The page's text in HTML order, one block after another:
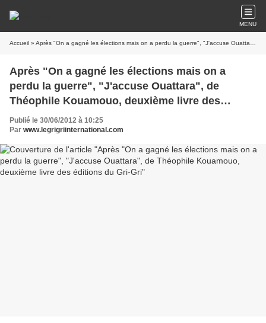
MENU
Accueil » Après "On a gagné les élections mais on a perdu la guerre", "J'accuse Ouattara", de Théophile Kouamouo, deuxième livre des éditions du Gri-Gri
Après "On a gagné les élections mais on a
perdu la guerre", "J'accuse Ouattara", de
Théophile Kouamouo, deuxième livre des
éditions du Gri-Gri
Publié le 30/06/2012 à 10:25
Par www.legrigriinternational.com